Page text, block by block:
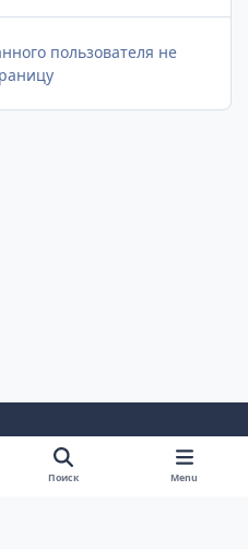
пользователя не
Поиск Menu